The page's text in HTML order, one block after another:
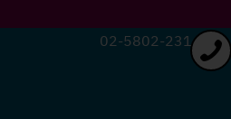
02-5802-231